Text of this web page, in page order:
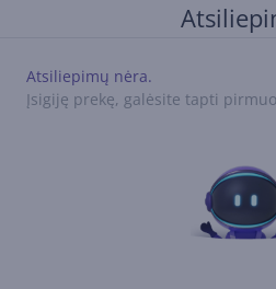
Atsiliepimų nėra.
Įsigiję prekę, galėsite tapti